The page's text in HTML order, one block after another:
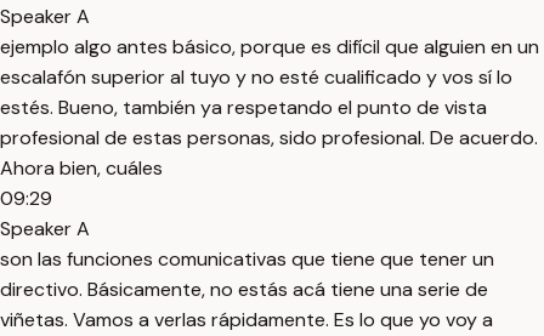
Speaker A
ejemplo algo antes básico, porque es difícil que alguien en un
escalafón superior al tuyo y no esté cualificado y vos sí lo
estés. Bueno, también ya respetando el punto de vista
profesional de estas personas, sido profesional. De acuerdo.
Ahora bien, cuáles
09:29
Speaker A
son las funciones comunicativas que tiene que tener un
directivo. Básicamente, no estás acá tiene una serie de
viñetas. Vamos a verlas rápidamente. Es lo que yo voy a